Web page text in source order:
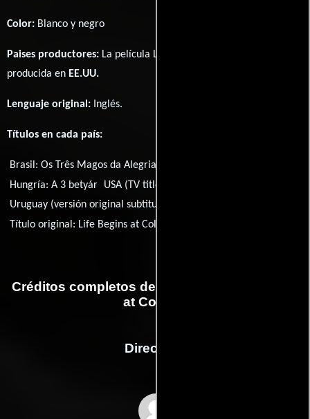
Color: Blanco y negro
Paises productores: La película Life Begins at College fué
producida en EE.UU.
Lenguaje original: Inglés.
Títulos en cada país:
Brasil:Os Três Magos da Alegria
Hungría:A 3 betyár USA (TV title):
Uruguay (versión original subtitulada):
Título original: Life Begins at College
Créditos completos de la película Life Begins
at College
Dirección